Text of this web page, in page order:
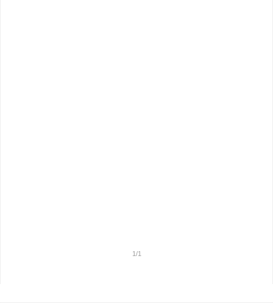
1/1